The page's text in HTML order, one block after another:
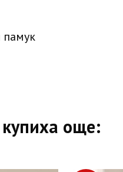
памук
купиха още: